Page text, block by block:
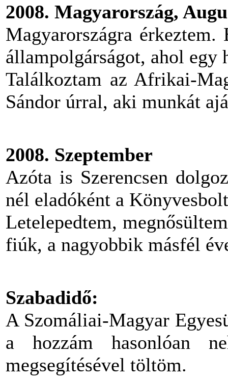
2008. Magyarország,
Magyarországra érkeztem.
állampolgárságot, ahol egy
Találkoztam az Afrikai-
Sándor úrral, aki munkát
2008. Szeptember
Azóta is Szerencsen
nél eladóként a
Letelepedtem,
fiúk, a nagyobbik másfél
Szabadidő:
A Szomáliai-Magyar
a hozzám hasonlóan
megsegítésével töltöm.